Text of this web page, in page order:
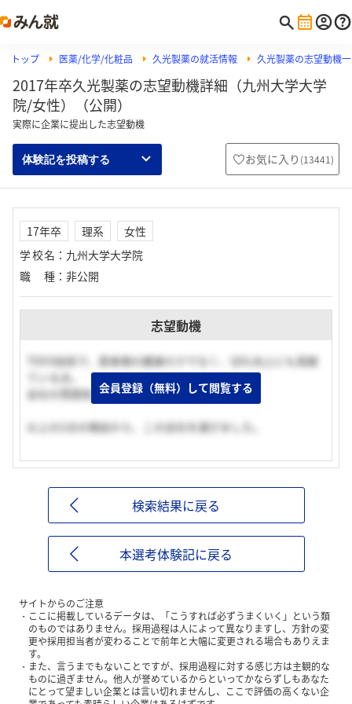
トップ 医薬/化学/化粧品 久光製薬の就活情報 久光製薬の志望動機
2017年卒久光製薬の志望動機詳細（九州大学大学
院/女性）（公開）
実際に企業に提出した志望動機
体験記を投稿する お気に入り (13441)
17年卒 理系
女性
学校名 ： 九州大学大学院
職種 ： 非公開
志望動機
TDDS技術で、患者様の健康だけでなく、QOL向上にも貢献
ている点。
会社の雰囲気がよく、社風が合うと思った点。
以上の2点の理由から、この会社を選びました。
会員登録（無料）して閲覧する
検索結果に戻る
本選考体験記に戻る
サイトからのご注意
ここに掲載しているデータは、「こうすれば必ずうまくいく」という類
のものではありません。採用過程は人によって異なりますし、方針の変
更や採用担当者が変わることで前年と大幅に変更される場合もありえま
す。
また、言うまでもないことですが、採用過程に対する感じ方は主観的な
ものに過ぎません。他人が誉めているからといってかならずしもあなた
にとって望ましい企業とは言い切れませんし、ここで評価の高くない企